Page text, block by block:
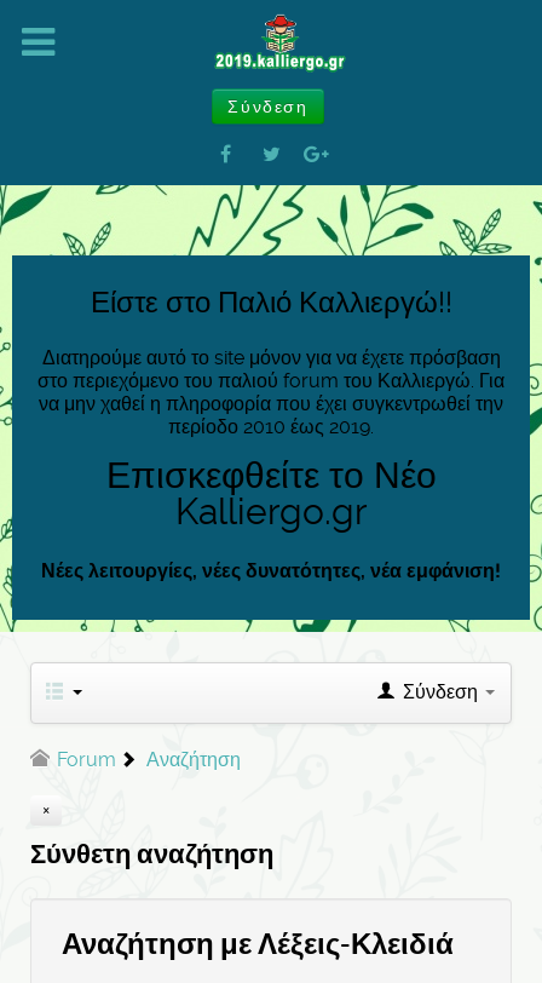
Σύνδεση
Είστε στο Παλιό Καλλιεργώ!!
Διατηρούμε αυτό το site μόνον για να έχετε πρόσβαση
στο περιεχόμενο του παλιού forum του Καλλιεργώ. Για
να μην χαθεί η πληροφορία που έχει συγκεντρωθεί την
περίοδο 2010 έως 2019.
Επισκεφθείτε το Νέο
Kalliergo.gr
Νέες λειτουργίες, νέες δυνατότητες, νέα εμφάνιση!
Σύνδεση
Forum Αναζήτηση
Σύνθετη αναζήτηση
Αναζήτηση με Λέξεις-Κλειδιά